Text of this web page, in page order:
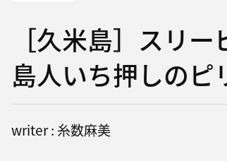
［久米島］スリー
島人いち押しのピ
writer : 糸数麻美